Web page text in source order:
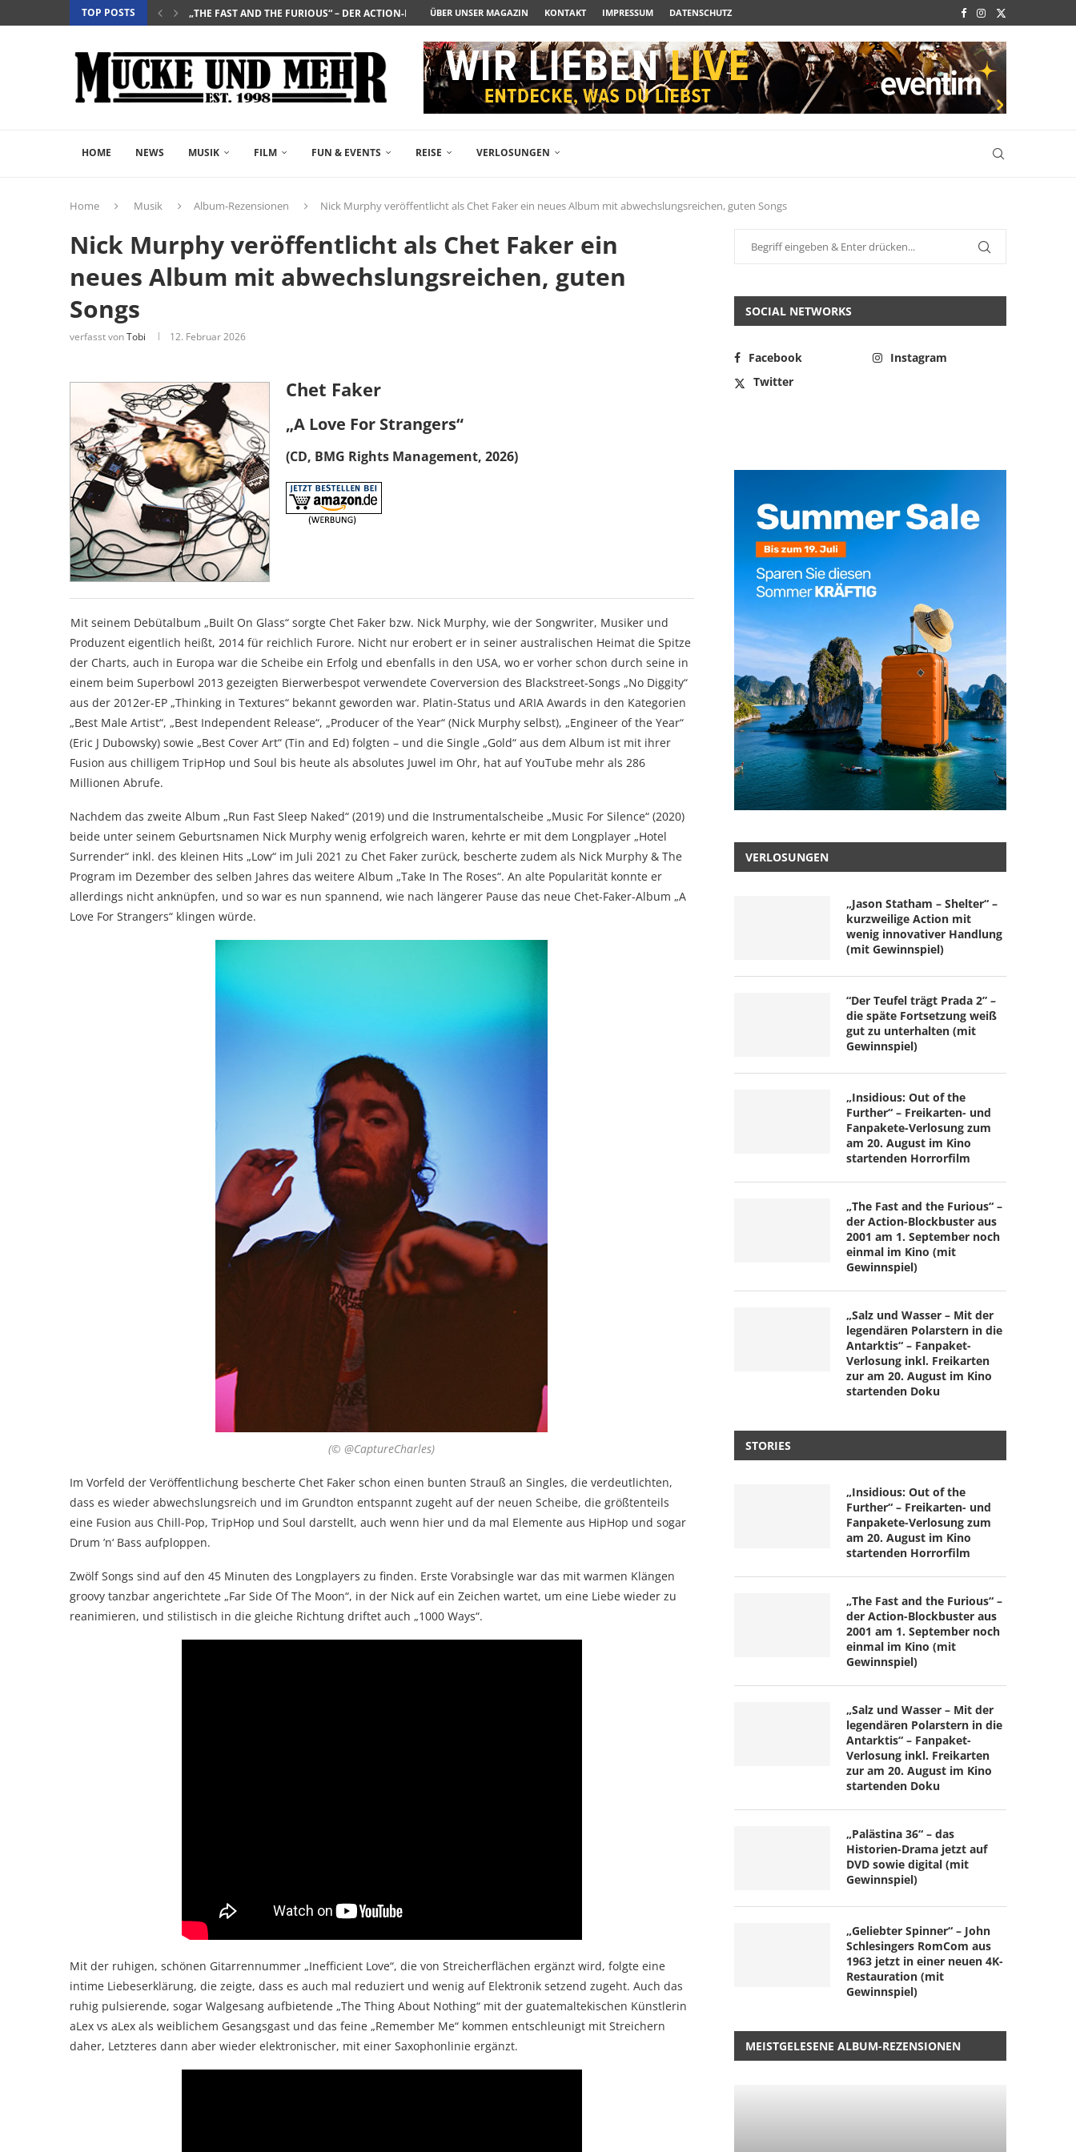
TOP POSTS
„SALZ UND WASSER – MIT DER LEGENDÄREN POLARSTERN...
„PALÄSTINA 36“ – DAS HISTORIEN-DRAMA JETZT AUF DVD...
„GELIEBTER SPINNER“ – JOHN SCHLESINGERS ROMCOM AUS 1963...
ÜBER UNSER MAGAZIN KONTAKT IMPRESSUM DATENSCHUTZ
HOME NEWS MUSIK FILM FUN & EVENTS REISE VERLOSUNGEN
Home Musik Album-Rezensionen Nick Murphy veröffentlicht als Chet Faker ein neues Album mit abwechslungsreichen, guten Songs
Nick Murphy veröffentlicht als Chet Faker ein
neues Album mit abwechslungsreichen, guten
Songs
verfasst vonTobi 12. Februar 2026
Chet Faker
„A Love For Strangers“
(CD, BMG Rights Management, 2026)
Mit seinem Debütalbum „Built On Glass“ sorgte Chet Faker bzw. Nick Murphy, wie der Songwriter, Musiker und
Produzent eigentlich heißt, 2014 für reichlich Furore. Nicht nur erobert er in seiner australischen Heimat die Spitze
der Charts, auch in Europa war die Scheibe ein Erfolg und ebenfalls in den USA, wo er vorher schon durch seine in
einem beim Superbowl 2013 gezeigten Bierwerbespot verwendete Coverversion des Blackstreet-Songs „No Diggity“
aus der 2012er-EP „Thinking in Textures“ bekannt geworden war. Platin-Status und ARIA Awards in den Kategorien
„Best Male Artist“, „Best Independent Release“, „Producer of the Year“ (Nick Murphy selbst), „Engineer of the Year“
(Eric J Dubowsky) sowie „Best Cover Art“ (Tin and Ed) folgten – und die Single „Gold“ aus dem Album ist mit ihrer
Fusion aus chilligem TripHop und Soul bis heute als absolutes Juwel im Ohr, hat auf YouTube mehr als 286
Millionen Abrufe.
Nachdem das zweite Album „Run Fast Sleep Naked“ (2019) und die Instrumentalscheibe „Music For Silence“ (2020)
beide unter seinem Geburtsnamen Nick Murphy wenig erfolgreich waren, kehrte er mit dem Longplayer „Hotel
Surrender“ inkl. des kleinen Hits „Low“ im Juli 2021 zu Chet Faker zurück, bescherte zudem als Nick Murphy & The
Program im Dezember des selben Jahres das weitere Album „Take In The Roses“. An alte Popularität konnte er
allerdings nicht anknüpfen, und so war es nun spannend, wie nach längerer Pause das neue Chet-Faker-Album „A
Love For Strangers“ klingen würde.
(© @CaptureCharles)
Im Vorfeld der Veröffentlichung bescherte Chet Faker schon einen bunten Strauß an Singles, die verdeutlichten,
dass es wieder abwechslungsreich und im Grundton entspannt zugeht auf der neuen Scheibe, die größtenteils
eine Fusion aus Chill-Pop, TripHop und Soul darstellt, auch wenn hier und da mal Elemente aus HipHop und sogar
Drum ’n‘ Bass aufploppen.
Zwölf Songs sind auf den 45 Minuten des Longplayers zu finden. Erste Vorabsingle war das mit warmen Klängen
groovy tanzbar angerichtete „Far Side Of The Moon“, in der Nick auf ein Zeichen wartet, um eine Liebe wieder zu
reanimieren, und stilistisch in die gleiche Richtung driftet auch „1000 Ways“.
Mit der ruhigen, schönen Gitarrennummer „Inefficient Love“, die von Streicherflächen ergänzt wird, folgte eine
intime Liebeserklärung, die zeigte, dass es auch mal reduziert und wenig auf Elektronik setzend zugeht. Auch das
ruhig pulsierende, sogar Walgesang aufbietende „The Thing About Nothing“ mit der guatemaltekischen Künstlerin
aLex vs aLex als weiblichem Gesangsgast und das feine „Remember Me“ kommen entschleunigt mit Streichern
daher, Letzteres dann aber wieder elektronischer, mit einer Saxophonlinie ergänzt.
SOCIAL NETWORKS
Facebook
Instagram
Twitter
VERLOSUNGEN
„Jason Statham – Shelter“ –
kurzweilige Action mit
wenig innovativer Handlung
(mit Gewinnspiel)
“Der Teufel trägt Prada 2” –
die späte Fortsetzung weiß
gut zu unterhalten (mit
Gewinnspiel)
„Insidious: Out of the
Further“ – Freikarten- und
Fanpakete-Verlosung zum
am 20. August im Kino
startenden Horrorfilm
„The Fast and the Furious“ –
der Action-Blockbuster aus
2001 am 1. September noch
einmal im Kino (mit
Gewinnspiel)
„Salz und Wasser – Mit der
legendären Polarstern in die
Antarktis“ – Fanpaket-
Verlosung inkl. Freikarten
zur am 20. August im Kino
startenden Doku
STORIES
„Insidious: Out of the
Further“ – Freikarten- und
Fanpakete-Verlosung zum
am 20. August im Kino
startenden Horrorfilm
„The Fast and the Furious“ –
der Action-Blockbuster aus
2001 am 1. September noch
einmal im Kino (mit
Gewinnspiel)
„Salz und Wasser – Mit der
legendären Polarstern in die
Antarktis“ – Fanpaket-
Verlosung inkl. Freikarten
zur am 20. August im Kino
startenden Doku
„Palästina 36“ – das
Historien-Drama jetzt auf
DVD sowie digital (mit
Gewinnspiel)
„Geliebter Spinner“ – John
Schlesingers RomCom aus
1963 jetzt in einer neuen 4K-
Restauration (mit
Gewinnspiel)
MEISTGELESENE ALBUM-REZENSIONEN